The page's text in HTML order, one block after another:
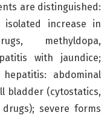
are distinguished:
increase in
methyldopa,
with jaundice;
abdominal
bladder (cytostatics,
severe forms